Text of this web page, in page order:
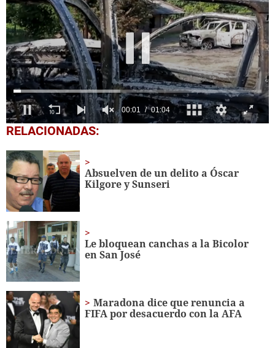
0
of
minute,
4
seconds
RELACIONADAS:
Absuelven de un delito a Óscar
Kilgore y Sunseri
Le bloquean canchas a la Bicolor
en San José
Maradona dice que renuncia a
FIFA por desacuerdo con la AFA